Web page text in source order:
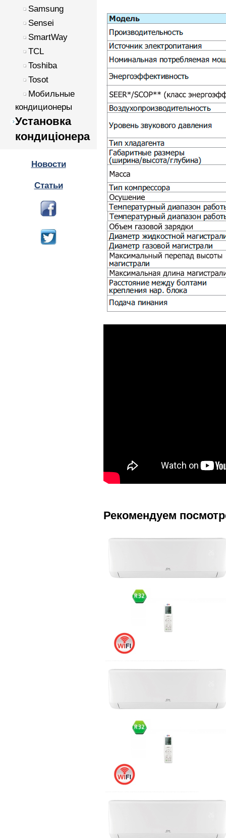
Samsung
Sensei
SmartWay
TCL
Toshiba
Tosot
Мобильные
кондиционеры
Установка
кондиціонера
Новости
Статьи
Рекомендуем